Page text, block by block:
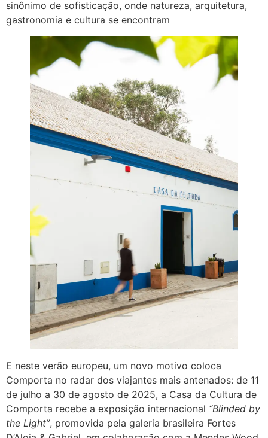
sinônimo de sofisticação, onde natureza, arquitetura,
gastronomia e cultura se encontram
E neste verão europeu, um novo motivo coloca
Comporta no radar dos viajantes mais antenados: de 11
de julho a 30 de agosto de 2025, a Casa da Cultura de
Comporta recebe a exposição internacional “Blinded by
the Light”, promovida pela galeria brasileira Fortes